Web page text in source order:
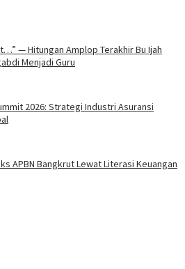
— Hitungan Amplop Terakhir Bu Ijah
Menjadi Guru
2026: Strategi Industri Asuransi
APBN Bangkrut Lewat Literasi Keuangan